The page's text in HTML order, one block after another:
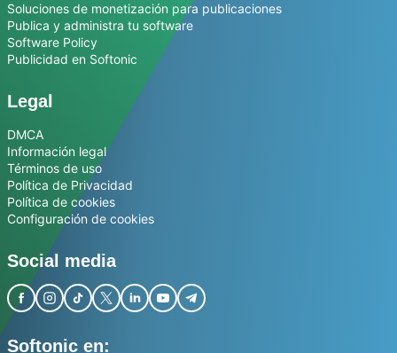
Soluciones de monetización para publicaciones
Publica y administra tu software
Software Policy
Publicidad en Softonic
Legal
DMCA
Información legal
Términos de uso
Política de Privacidad
Política de cookies
Configuración de cookies
Social media
Softonic en: